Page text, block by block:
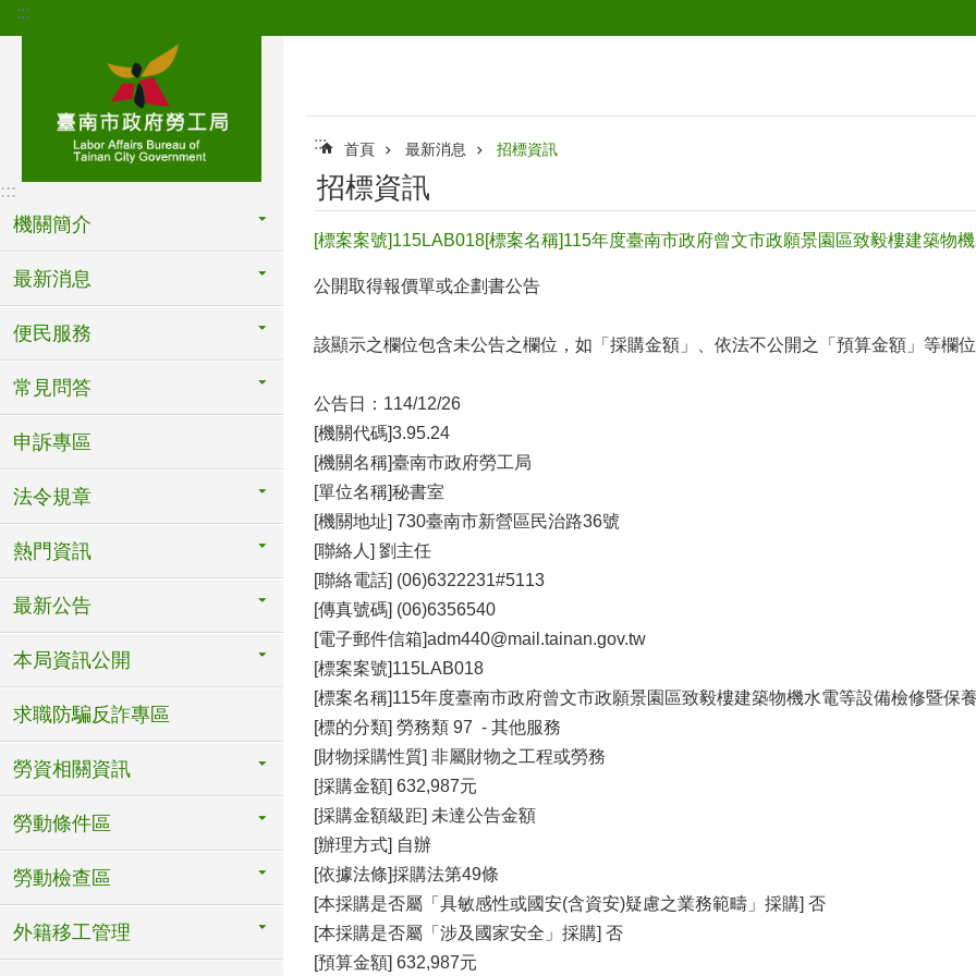
跳到主要內容區塊
:::
:::
機關簡介
最新消息
便民服務
常見問答
申訴專區
法令規章
熱門資訊
最新公告
本局資訊公開
求職防騙反詐專區
勞資相關資訊
勞動條件區
勞動檢查區
外籍移工管理
::: 首頁 最新消息 招標資訊
招標資訊
[標案案號]115LAB018[標案名稱]115年度臺南市政府曾文市政願景園區致毅樓建築物
公開取得報價單或企劃書公告
該顯示之欄位包含未公告之欄位，如「採購金額」、依法不公開之「預算金額」等欄
公告日：114/12/26
[機關代碼]3.95.24
[機關名稱]臺南市政府勞工局
[單位名稱]秘書室
[機關地址] 730臺南市新營區民治路36號
[聯絡人] 劉主任
[聯絡電話] (06)6322231#5113
[傳真號碼] (06)6356540
[電子郵件信箱]adm440@mail.tainan.gov.tw
[標案案號]115LAB018
[標案名稱]115年度臺南市政府曾文市政願景園區致毅樓建築物機水電等設備檢修暨保
[標的分類] 勞務類 97 - 其他服務
[財物採購性質] 非屬財物之工程或勞務
[採購金額] 632,987元
[採購金額級距] 未達公告金額
[辦理方式] 自辦
[依據法條]採購法第49條
[本採購是否屬「具敏感性或國安(含資安)疑慮之業務範疇」採購] 否
[本採購是否屬「涉及國家安全」採購] 否
[預算金額] 632,987元